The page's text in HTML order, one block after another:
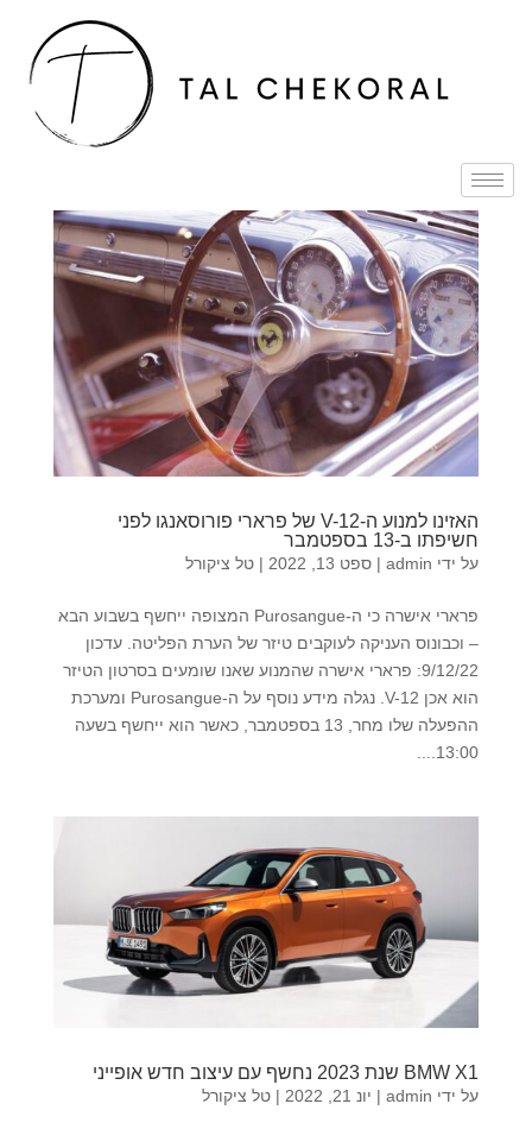
האזינו למנוע ה-V-12 של פרארי פורוסאנגו לפני
חשיפתו ב-13 בספטמבר
על ידי admin
| ספט 13, 2022 | טל ציקורל
פרארי אישרה כי ה-Purosangue המצופה ייחשף בשבוע הבא
– וכבונוס העניקה לעוקבים טיזר של הערת הפליטה. עדכון
9/12/22: פרארי אישרה שהמנוע שאנו שומעים בסרטון הטיזר
הוא אכן V-12. נגלה מידע נוסף על ה-Purosangue ומערכת
ההפעלה שלו מחר, 13 בספטמבר, כאשר הוא ייחשף בשעה
13:00....
BMW X1 שנת 2023 נחשף עם עיצוב חדש אופייני
על ידי admin
| יונ 21, 2022 | טל ציקורל